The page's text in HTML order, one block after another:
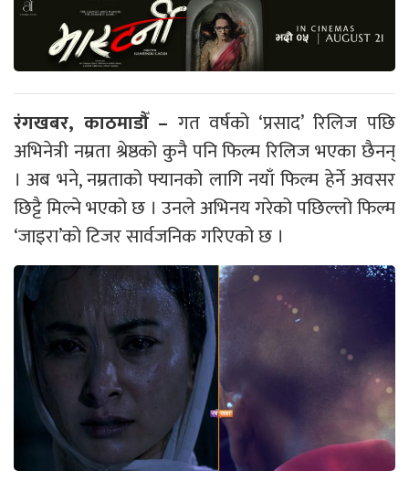
रंगखबर, काठमाडौँ – गत वर्षको ‘प्रसाद’ रिलिज पछि
अभिनेत्री नम्रता श्रेष्ठको कुनै पनि फिल्म रिलिज भएका छैनन्
। अब भने, नम्रताको फ्यानको लागि नयाँ फिल्म हेर्ने अवसर
छिट्टै मिल्ने भएको छ । उनले अभिनय गरेको पछिल्लो फिल्म
‘जाइरा’को टिजर सार्वजनिक गरिएको छ ।